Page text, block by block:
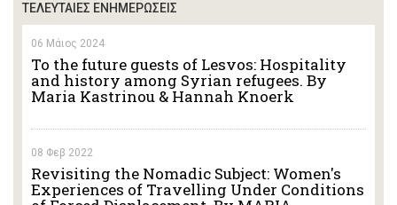
ΤΕΛΕΥΤΑΙΕΣ ΕΝΗΜΕΡΩΣΕΙΣ
06 Μάιος 2024
To the future guests of Lesvos: Hospitality
and history among Syrian refugees. By
Maria Kastrinou & Hannah Knoerk
08 Φεβ 2022
Revisiting the Nomadic Subject: Women's
Experiences of Travelling Under Conditions